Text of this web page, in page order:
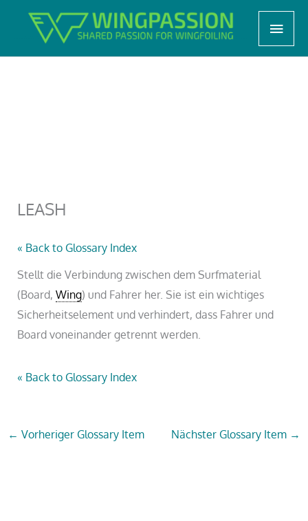
Start LERNEN, TIPPS & TRICKS
Wingfoil Lexikon
LEASH
LEASH
« Back to Glossary Index
Stellt die Verbindung zwischen dem Surfmaterial
(Board,Wing) und Fahrer her. Sie ist ein wichtiges
Sicherheitselement und verhindert, dass Fahrer und
Board voneinander getrennt werden.
« Back to Glossary Index
← Vorheriger Glossary Item Nächster Glossary Item →